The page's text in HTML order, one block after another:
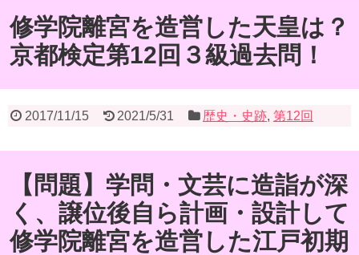
修学院離宮を造営した天皇は？
京都検定第12回３級過去問！
2017/11/15 2021/5/31 歴史・史跡,第12回
【問題】学問・文芸に造詣が深
く、譲位後自ら計画・設計して
修学院離宮を造営した江戸初期